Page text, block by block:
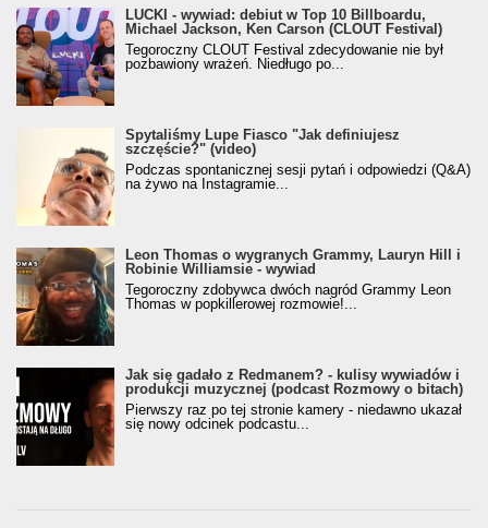
LUCKI - wywiad: debiut w Top 10 Billboardu,
Michael Jackson, Ken Carson (CLOUT Festival)
Tegoroczny CLOUT Festival zdecydowanie nie był
pozbawiony wrażeń. Niedługo po...
Spytaliśmy Lupe Fiasco "Jak definiujesz
szczęście?" (video)
Podczas spontanicznej sesji pytań i odpowiedzi (Q&A)
na żywo na Instagramie...
Leon Thomas o wygranych Grammy, Lauryn Hill i
Robinie Williamsie - wywiad
Tegoroczny zdobywca dwóch nagród Grammy Leon
Thomas w popkillerowej rozmowie!...
Jak się gadało z Redmanem? - kulisy wywiadów i
produkcji muzycznej (podcast Rozmowy o bitach)
Pierwszy raz po tej stronie kamery - niedawno ukazał
się nowy odcinek podcastu...